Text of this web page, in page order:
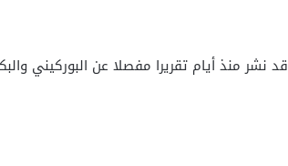
كان موقع الحدث 24 قد نشر منذ أيام تقريرا مفصلا عن